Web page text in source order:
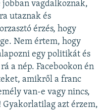
vagdalkoznak,
utaznak és
érzés, hogy
Nem értem, hogy
egy politikát és
a nép. Facebookon én
amikről a franc
van-e vagy nincs,
azt érzem,